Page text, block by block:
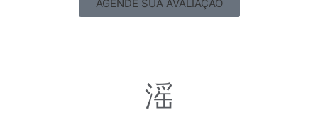
AGENDE SUA AVALIAÇÃO